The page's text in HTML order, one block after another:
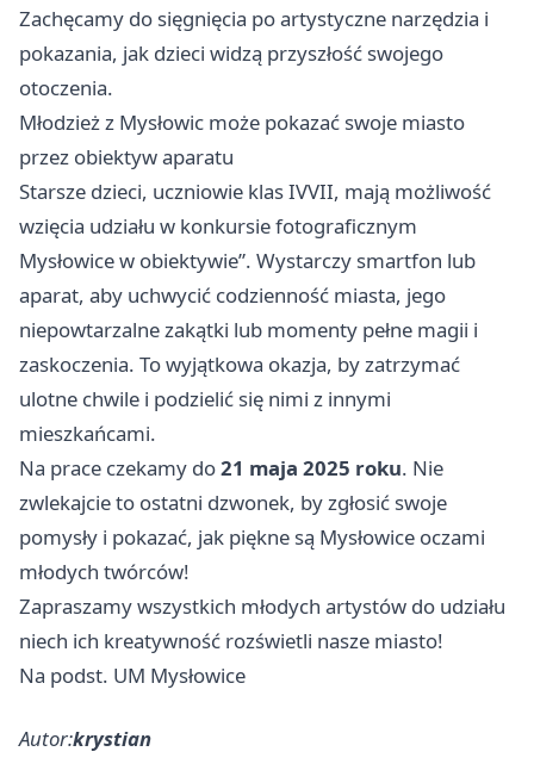
Zachęcamy do sięgnięcia po artystyczne narzędzia i
pokazania, jak dzieci widzą przyszłość swojego
otoczenia.
Młodzież z Mysłowic może pokazać swoje miasto
przez obiektyw aparatu
Starsze dzieci, uczniowie klas IVVII, mają możliwość
wzięcia udziału w konkursie fotograficznym
Mysłowicew obiektywie”. Wystarczy smartfon lub
aparat, aby uchwycić codzienność miasta, jego
niepowtarzalne zakątki lub momenty pełne magii i
zaskoczenia. To wyjątkowa okazja, by zatrzymać
ulotne chwile i podzielić się nimi z innymi
mieszkańcami.
Na prace czekamy do21 maja 2025 roku. Nie
zwlekajcie to ostatni dzwonek, by zgłosić swoje
pomysły i pokazać, jak piękne są Mysłowice oczami
młodych twórców!
Zapraszamy wszystkich młodych artystów do udziału
niech ich kreatywność rozświetli nasze miasto!
Na podst. UM Mysłowice
Autor:krystian